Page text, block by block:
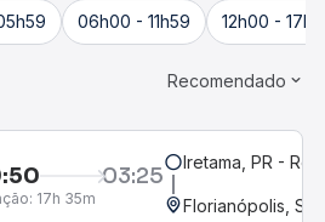
06h00 - 11h59 12h00 -
Recomendado
03:25
17h 35m
Iretama, PR -
Florianópolis, SC